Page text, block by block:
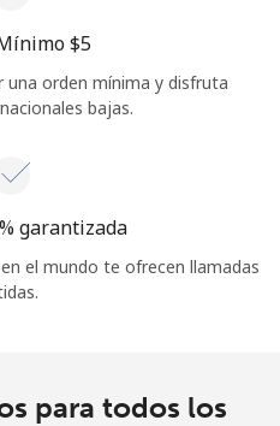
⁦$5⁩
orden mínima y disfruta
bajas.
garantizada
el mundo te ofrecen llamadas
para todos los